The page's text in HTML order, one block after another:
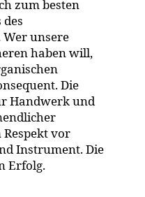
zum besten
Wer unsere
haben will,
Die
Handwerk und
vor
Instrument. Die
Erfolg.